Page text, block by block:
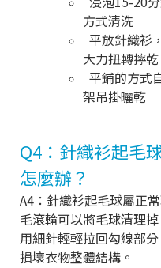
方式清洗
平放針織衫
大力扭轉擰乾
平鋪的方式
架吊掛曬乾
Q4：針織衫起毛
怎麼辦？
A4：針織衫起毛球屬正
毛滾輪可以將毛球清理
用細針輕輕拉回勾線部
損壞衣物整體結構。